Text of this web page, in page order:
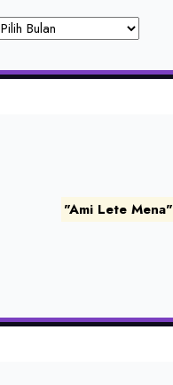
Archives
"Ami Lete Mena"